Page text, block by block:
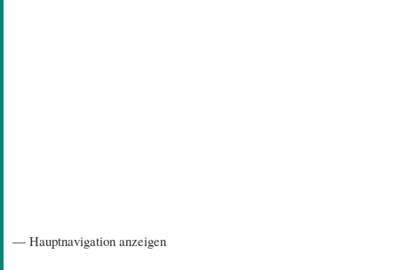
— Hauptnavigation anzeigen